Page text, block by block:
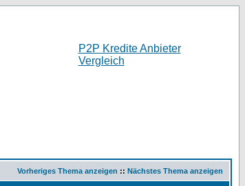
P2P Kredite Anbieter
Vergleich
Vorheriges Thema anzeigen :: Nächstes Thema anzeigen